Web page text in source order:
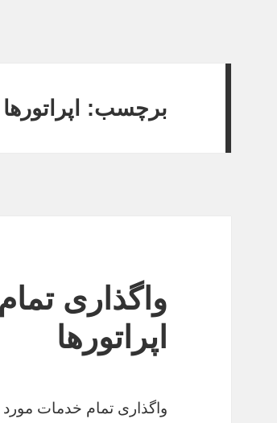
برچسب: اپراتورها
واگذاری
اپراتورها
واگذاری تمام خدمات مورد